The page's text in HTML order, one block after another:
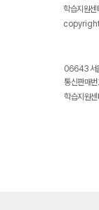
학습지원
06643 서
통신판매
학습지원